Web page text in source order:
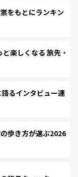
をもとにランキン
楽しくなる 旅先・
るインタビュー連
歩き方が選ぶ2026